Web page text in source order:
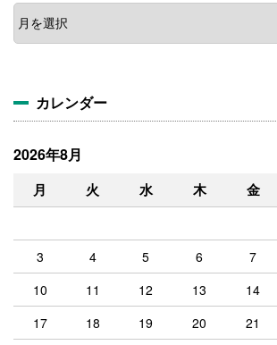
ア
ー
カ
カレンダー
2026年8月
月 火 水 木 金
3
4 5 6 7
10
11 12 13 14
17
18 19 20 21